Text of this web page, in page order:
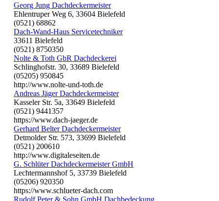
Georg Jung Dachdeckermeister
Ehlentruper Weg 6, 33604 Bielefeld
(0521) 68862
Dach-Wand-Haus Servicetechniker
33611 Bielefeld
(0521) 8750350
Nolte & Toth GbR Dachdeckerei
Schlinghofstr. 30, 33689 Bielefeld
(05205) 950845
http://www.nolte-und-toth.de
Andreas Jäger Dachdeckermeister
Kasseler Str. 5a, 33649 Bielefeld
(0521) 9441357
https://www.dach-jaeger.de
Gerhard Belter Dachdeckermeister
Detmolder Str. 573, 33699 Bielefeld
(0521) 200610
http://www.digitaleseiten.de
G. Schlüter Dachdeckermeister GmbH
Lechtermannshof 5, 33739 Bielefeld
(05206) 920350
https://www.schlueter-dach.com
Rudolf Peter & Sohn GmbH Dachbedeckung